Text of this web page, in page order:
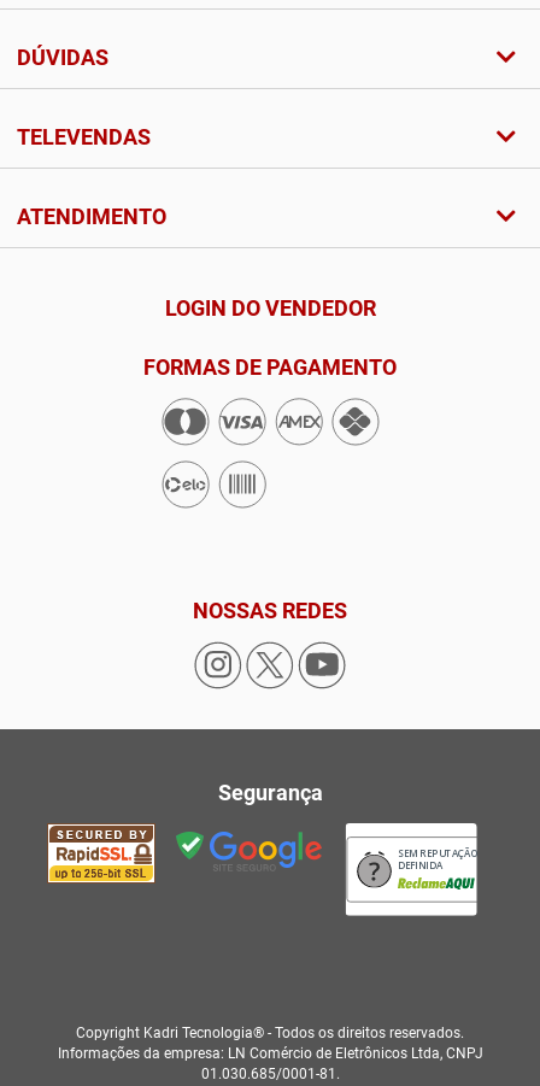
DÚVIDAS
TELEVENDAS
ATENDIMENTO
LOGIN DO VENDEDOR
FORMAS DE PAGAMENTO
NOSSAS REDES
Segurança
SEM REPUTAÇÃO
DEFINIDA
Copyright Kadri Tecnologia® - Todos os direitos reservados.
Informações da empresa: LN Comércio de Eletrônicos Ltda, CNPJ
01.030.685/0001-81.